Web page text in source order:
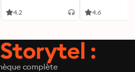
4.2 4.6
:
complète